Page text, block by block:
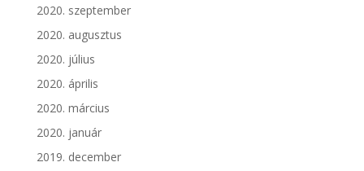
2020. szeptember
2020. augusztus
2020. július
2020. április
2020. március
2020. január
2019. december